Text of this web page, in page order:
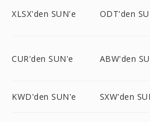
XLSX'den SUN'e ODT'den
CUR'den SUN'e ABW'den
KWD'den SUN'e SXW'den